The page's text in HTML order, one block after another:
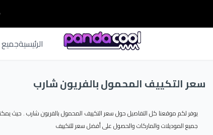
الرئيسيةجميع
سعر التكييف المحمول بالفريون شارب
يوفر لكم موقعنا كل التفاصيل حول سعر التكييف المحمول بالفريون شارب . حيث
جميع الموديلات والماركات والحصول على أفضل سعر للتكييف